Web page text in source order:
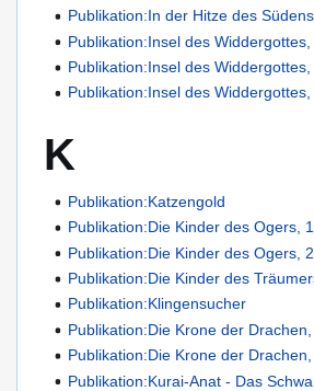
Publikation:In der Hitze des Südens
Publikation:Insel des
Publikation:Insel des
Publikation:Insel des
K
Publikation:Katzengold
Publikation:Die Kinder des Ogers,
Publikation:Die Kinder des Ogers,
Publikation:Die Kinder des
Publikation:Klingensucher
Publikation:Die Krone der
Publikation:Die Krone der
Publikation:Kurai-Anat - Das